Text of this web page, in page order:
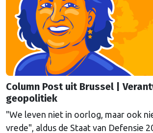
aan de hand van twee stapeltjes
deze week.
Column Post uit Brussel |
geopolitiek
"We leven niet in oorlog, maar ook
vrede", aldus de Staat van Defensie